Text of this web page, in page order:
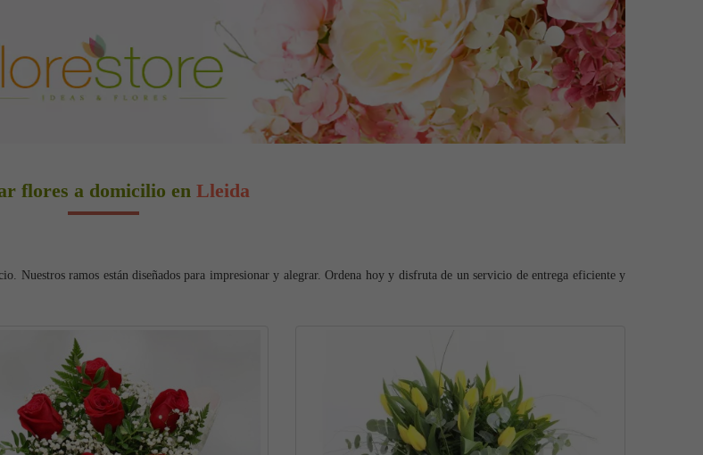
flores a domicilio en Lleida
Nuestros ramos están diseñados para impresionar y alegrar. Ordena hoy y disfruta de un servicio de entrega eficiente y